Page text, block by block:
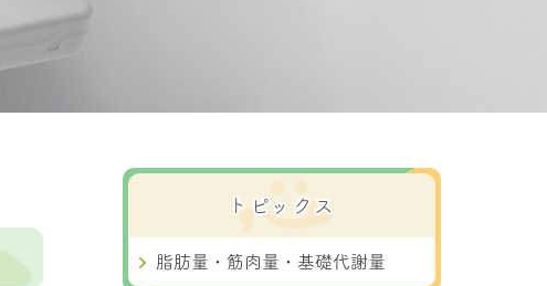
トピックス
脂肪量・筋肉量・基礎代謝量